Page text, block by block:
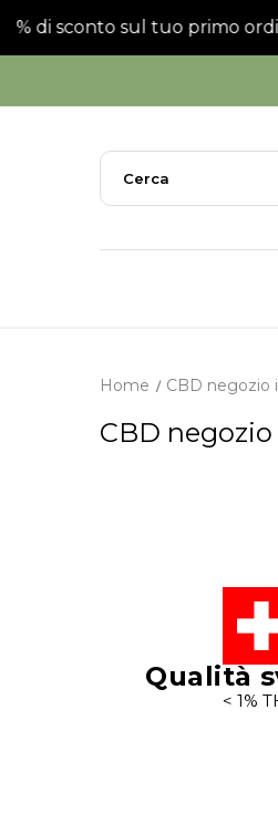
di sconto sul tuo primo
Home CBD negozio
CBD
Qualità
< 1%